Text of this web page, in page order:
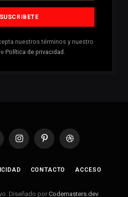
nuestros términos y nuestro
Política de privacidad
InstagramPinterestDribbble
CONTACTO ACCESO
Diseñado por Codemasters.dev.